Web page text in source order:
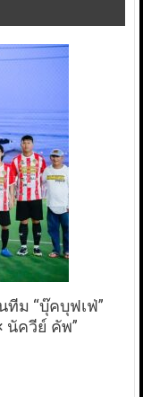
ม “บุ๊คบุฟเฟ่”
นัควีย์ คัพ”